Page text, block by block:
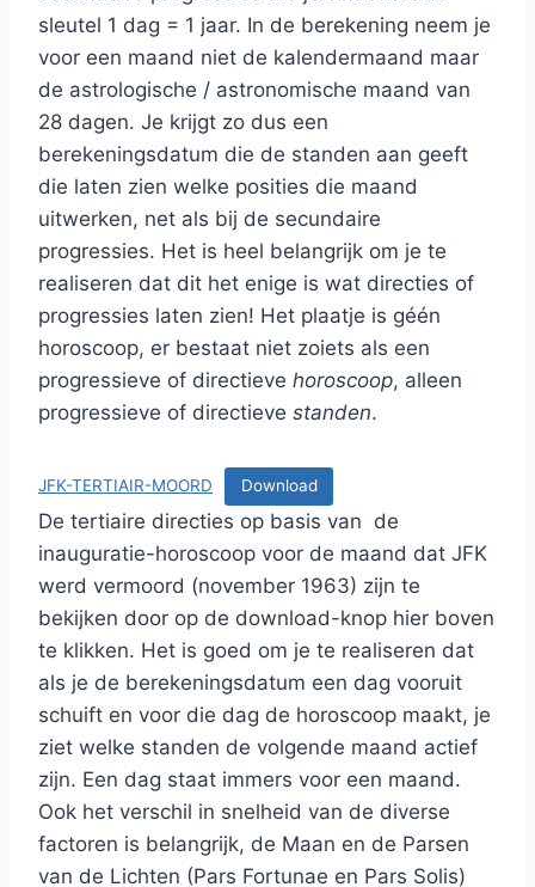
sleutel 1 dag = 1 jaar. In de berekening neem je
voor een maand niet de kalendermaand maar
de astrologische / astronomische maand van
28 dagen. Je krijgt zo dus een
berekeningsdatum die de standen aan geeft
die laten zien welke posities die maand
uitwerken, net als bij de secundaire
progressies. Het is heel belangrijk om je te
realiseren dat dit het enige is wat directies of
progressies laten zien! Het plaatje is géén
horoscoop, er bestaat niet zoiets als een
progressieve of directieve horoscoop, alleen
progressieve of directieve standen.
JFK-TERTIAIR-MOORD Download
De tertiaire directies op basis van de
inauguratie-horoscoop voor de maand dat JFK
werd vermoord (november 1963) zijn te
bekijken door op de download-knop hier boven
te klikken. Het is goed om je te realiseren dat
als je de berekeningsdatum een dag vooruit
schuift en voor die dag de horoscoop maakt, je
ziet welke standen de volgende maand actief
zijn. Een dag staat immers voor een maand.
Ook het verschil in snelheid van de diverse
factoren is belangrijk, de Maan en de Parsen
van de Lichten (Pars Fortunae en Pars Solis)